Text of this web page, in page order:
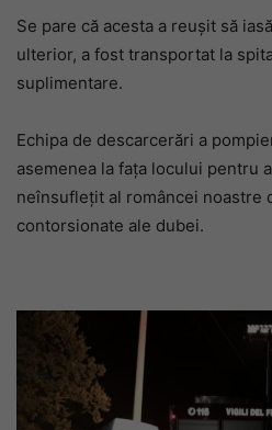
Se pare că acesta a reușit să
ulterior, a fost transportat la
suplimentare.
Echipa de descarcerări a
asemenea la fața locului pentru
neînsuflețit al româncei noastre
contorsionate ale dubei.